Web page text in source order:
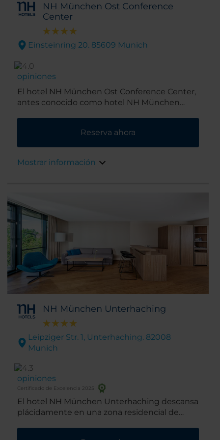
NH München Ost Conference
Center
Einsteinring 20. 85609 Munich
opiniones
El hotel NH München Ost Conference Center,
antes conocido como hotel NH München
kilómetro del recinto ferial de la ciudad.
Resulta fácil llegar al centro, a donde se tarda
Reserva ahora
Mostrar información
NH München Unterhaching
Leipziger Str. 1, Unterhaching. 82008
Munich
opiniones
Certificado de Excelencia 2025
El hotel NH München Unterhaching descansa
plácidamente en una zona residencial de